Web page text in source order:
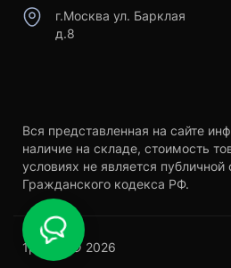
г.Москва ул. Барклая
д.8
Вся представленная на сайте
наличие на складе, стоимость
условиях не является
Гражданского кодекса РФ.
1pad.ru © 2026